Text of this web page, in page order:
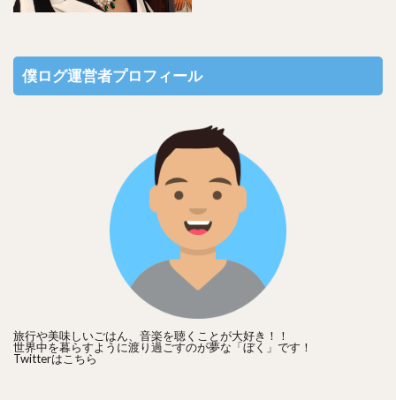
判定結果はTwitterやFacebookでシェアできるので、良いスコ
アが出たら自慢してみてはいかがでしょうか！
【関連記事】
僕ログ運営者プロフィール
旅行や美味しいごはん、音楽を聴くことが大好き！！
世界中を暮らすように渡り過ごすのが夢な「ぼく」です！
Twitterはこちら